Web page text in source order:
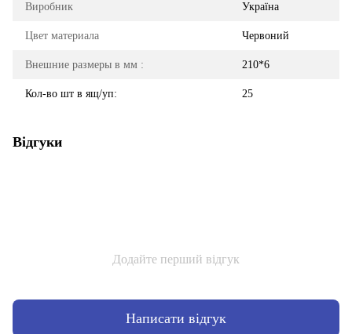
Виробник Україна
Цвет материала Червоний
Внешние размеры в мм : 210*6
Кол-во шт в ящ/уп: 25
Відгуки
Додайте перший відгук
Написати відгук